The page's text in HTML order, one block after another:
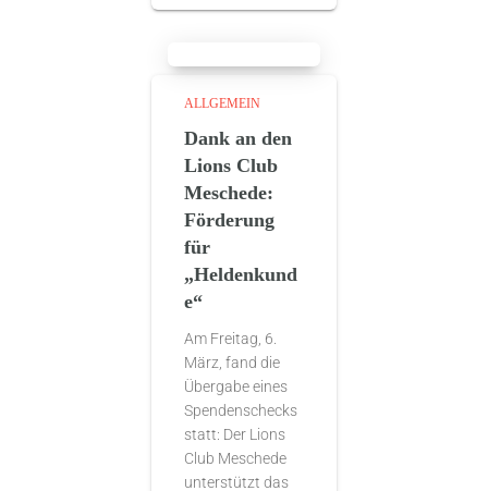
ALLGEMEIN
Dank an den
Lions Club
Meschede:
Förderung
für
„Heldenkund
e“
Am Freitag, 6.
März, fand die
Übergabe eines
Spendenschecks
statt: Der Lions
Club Meschede
unterstützt das